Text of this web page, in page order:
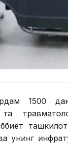
1500
та
унинг